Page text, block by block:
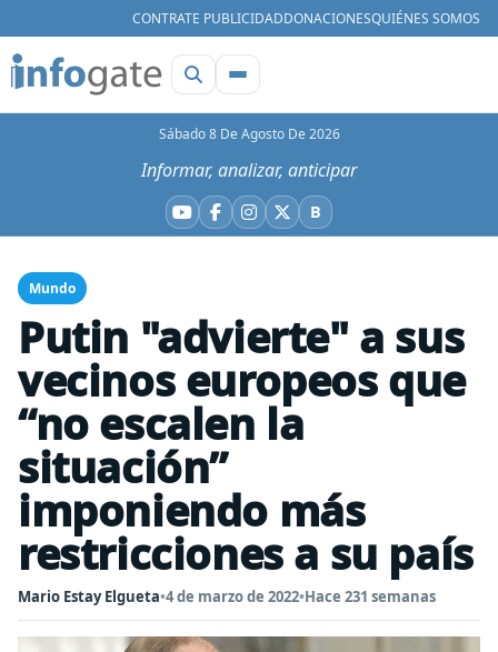
CONTRATE PUBLICIDADDONACIONESQUIÉNES SOMOS
Sábado 8 De Agosto De 2026
Informar, analizar, anticipar
YouTube
Facebook
Instagram
X BBluesky
Mundo
Putin "advierte" a sus
vecinos europeos que
“no escalen la
situación”
imponiendo más
restricciones a su país
Mario Estay Elgueta•4 de marzo de 2022•Hace 231 semanas